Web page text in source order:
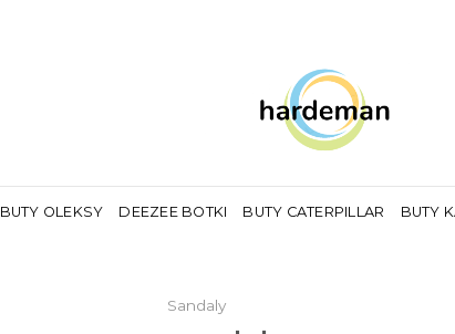
BUTY OLEKSY DEEZEE BOTKI BUTY CATERPILLAR BUTY
Sandaly